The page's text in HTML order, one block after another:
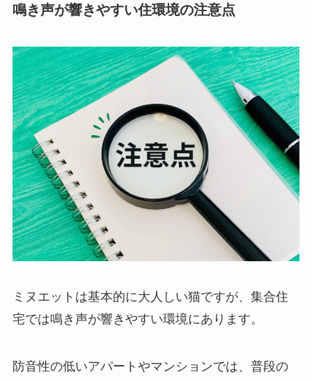
鳴き声が響きやすい住環境の注意点
ミヌエットは基本的に大人しい猫ですが、集合住
宅では鳴き声が響きやすい環境にあります。
防音性の低いアパートやマンションでは、普段の